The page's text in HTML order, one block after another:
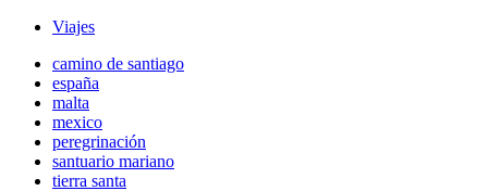
Viajes
camino de santiago
españa
malta
mexico
peregrinación
santuario mariano
tierra santa